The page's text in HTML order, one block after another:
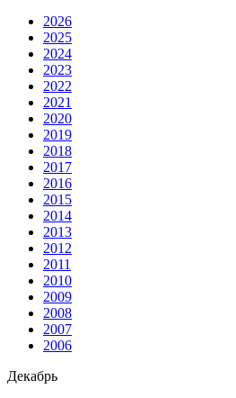
2026
2025
2024
2023
2022
2021
2020
2019
2018
2017
2016
2015
2014
2013
2012
2011
2010
2009
2008
2007
2006
Декабрь